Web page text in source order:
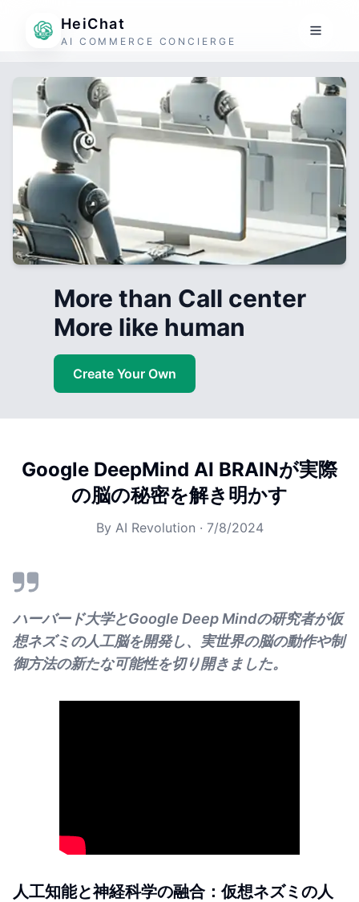
HeiChat
AI COMMERCE CONCIERGE
More than Call center
More like human
Create Your Own
Google DeepMind AI BRAINが実際
の脳の秘密を解き明かす
By AI Revolution · 7/8/2024
ハーバード大学とGoogle Deep Mindの研究者が仮
想ネズミの人工脳を開発し、実世界の脳の動作や制
御方法の新たな可能性を切り開きました。
人工知能と神経科学の融合：仮想ネズミの人